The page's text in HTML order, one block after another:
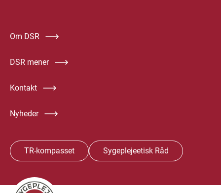
Om DSR
DSR mener
Kontakt
Nyheder
TR-kompasset Sygeplejeetisk Råd